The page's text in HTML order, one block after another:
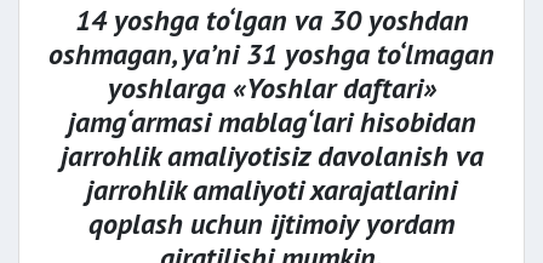
14 yoshga to‘lgan va 30 yoshdan
oshmagan, ya’ni 31 yoshga to‘lmagan
yoshlarga«Yoshlar daftari»
jamg‘armasi mablag‘lari hisobidan
jarrohlik amaliyotisiz davolanish va
jarrohlik amaliyoti xarajatlarini
qoplash uchun ijtimoiy yordam